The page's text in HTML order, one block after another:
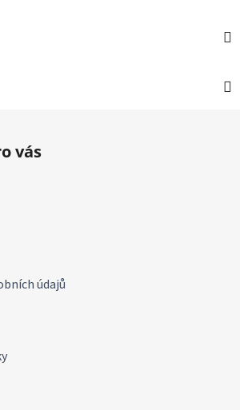
vás
údajů